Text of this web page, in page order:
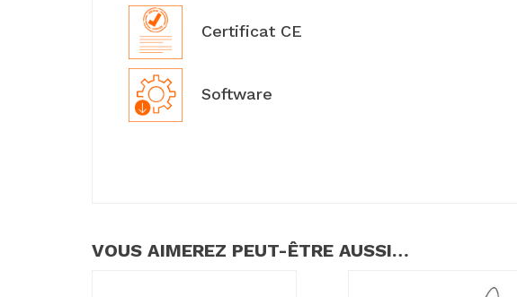
Certificat CE
Software
VOUS AIMEREZ PEUT-ÊTRE AUSSI…